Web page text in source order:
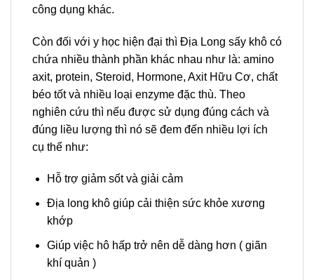
công dụng khác.
Còn đối với y học hiện đại thì Địa Long sấy khô có
chứa nhiều thành phần khác nhau như là: amino
axit, protein, Steroid, Hormone, Axit Hữu Cơ, chất
béo tốt và nhiều loại enzyme đặc thù. Theo
nghiên cứu thì nếu được sử dụng đúng cách và
đúng liều lượng thì nó sẽ đem đến nhiều lợi ích
cụ thể như:
Hỗ trợ giảm sốt và giải cảm
Địa long khô giúp cải thiện sức khỏe xương
khớp
Giúp việc hô hấp trở nên dễ dàng hơn ( giãn
khí quản )